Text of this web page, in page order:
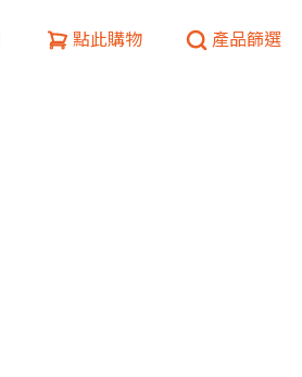
點此購物 產品篩選